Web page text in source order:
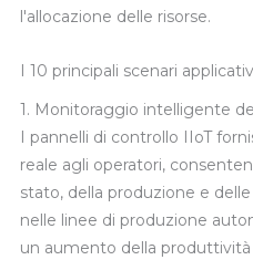
l'allocazione delle risorse.
I 10 principali scenari
1. Monitoraggio intelligente
I pannelli di controllo IIoT
reale agli operatori,
stato, della produzione e
nelle linee di produzione
un aumento della